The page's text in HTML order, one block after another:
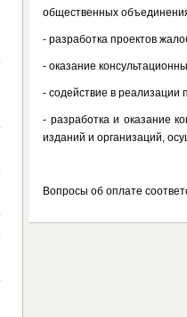
общественных
- разработка проектов
- оказание
- содействие в реализации
- разработка и оказание
изданий и организаций,
Вопросы об оплате